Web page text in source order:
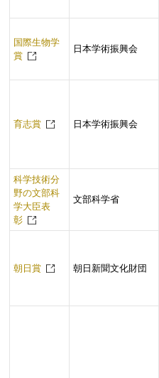
国際生物学
賞
日本学術振興会
育志賞 日本学術振興会
科学技術分
野の文部科
学大臣表
彰
文部科学省
朝日賞 朝日新聞文化財団